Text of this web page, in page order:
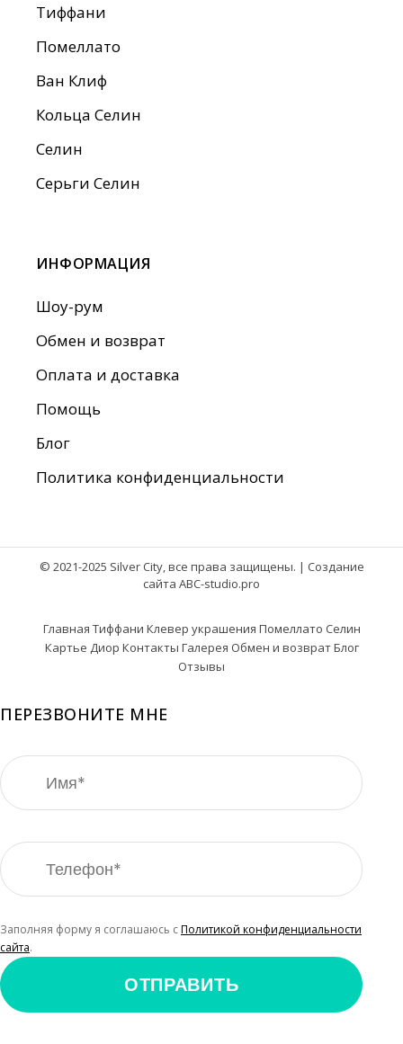
Тиффани
Помеллато
Ван Клиф
Кольца Селин
Селин
Серьги Селин
ИНФОРМАЦИЯ
Шоу-рум
Обмен и возврат
Оплата и доставка
Помощь
Блог
Политика конфиденциальности
© 2021-2025 Silver City, все права защищены. | Создание
сайта ABC-studio.pro
Главная Тиффани Клевер украшения Помеллато Селин
Картье Диор Контакты Галерея Обмен и возвратБлог
Отзывы
ПЕРЕЗВОНИТЕ МНЕ
Заполняя форму я соглашаюсь сПолитикой конфиденциальности
сайта.
ОТПРАВИТЬ